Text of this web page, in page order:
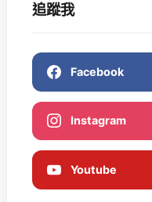
追蹤我
Facebook
Instagram
Youtube